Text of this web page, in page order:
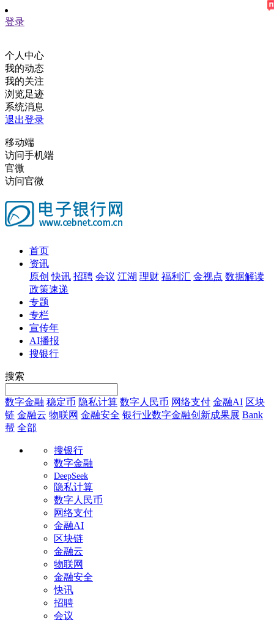
登录
个人中心
我的动态
我的关注
浏览足迹
系统消息
退出登录
移动端
访问手机端
官微
访问官微
首页
资讯
原创 快讯 招聘 会议 江湖 理财 福利汇 金视点 数据解读
政策速递
专题
专栏
宣传年
AI播报
搜银行
搜索
数字金融 稳定币 隐私计算 数字人民币 网络支付 金融AI 区块
链 金融云 物联网 金融安全 银行业数字金融创新成果展 Bank
帮 全部
搜银行
数字金融
DeepSeek
隐私计算
数字人民币
网络支付
金融AI
区块链
金融云
物联网
金融安全
快讯
招聘
会议